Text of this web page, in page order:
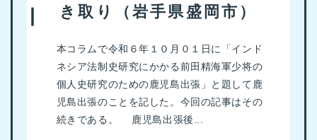
き取り（岩手県盛岡市）
本コラムで令和６年１０月０１日に「インド
ネシア法制史研究にかかる前田精海軍少将の
個人史研究のための鹿児島出張」と題して鹿
児島出張のことを記した。今回の記事はその
続きである。 鹿児島出張後...